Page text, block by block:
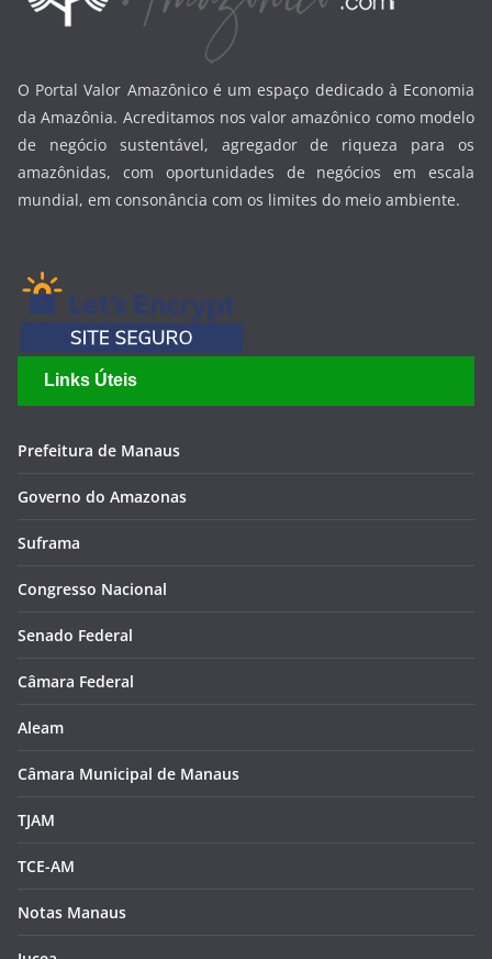
O Portal Valor Amazônico é um espaço dedicado à Economia
da Amazônia. Acreditamos nos valor amazônico como modelo
de negócio sustentável, agregador de riqueza para os
amazônidas, com oportunidades de negócios em escala
mundial, em consonância com os limites do meio ambiente.
Links Úteis
Prefeitura de Manaus
Governo do Amazonas
Suframa
Congresso Nacional
Senado Federal
Câmara Federal
Aleam
Câmara Municipal de Manaus
TJAM
TCE-AM
Notas Manaus